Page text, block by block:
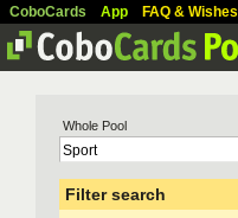
CoboCards App FAQ & Wishes
Whole Pool
Filter search